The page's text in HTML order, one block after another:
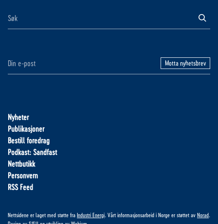
Motta nyhetsbrev
Nyheter
Publikasjoner
Bestill foredrag
Podkast: Sandfast
Nettbutikk
Personvern
RSS Feed
Nettsidene er laget med støtte fra Industri Energi. Vårt informasjonsarbeid i Norge er støttet av Norad.